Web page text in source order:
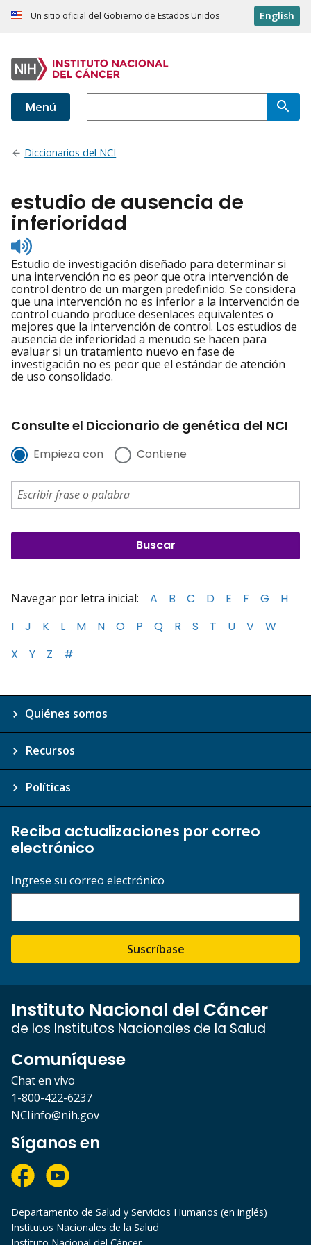
Un sitio oficial del Gobierno de Estados Unidos English
Menú
Diccionarios del NCI
estudio de ausencia de
inferioridad
Listen
to
pronunciation
Estudio de investigación diseñado para determinar si
una intervención no es peor que otra intervención de
control dentro de un margen predefinido. Se considera
que una intervención no es inferior a la intervención de
control cuando produce desenlaces equivalentes o
mejores que la intervención de control. Los estudios de
ausencia de inferioridad a menudo se hacen para
evaluar si un tratamiento nuevo en fase de
investigación no es peor que el estándar de atención
de uso consolidado.
Consulte el Diccionario de genética del NCI
Empieza con Contiene
Navegar por letra inicial: A B C D E F G
H
I
J K L M N O P Q R S T U V
W
X
Y Z #
Quiénes somos
Recursos
Políticas
Reciba actualizaciones por correo
electrónico
Ingrese su correo electrónico
Suscríbase
Instituto Nacional del Cáncer
de los Institutos Nacionales de la Salud
Comuníquese
Chat en vivo
1-800-422-6237
NCIinfo@nih.gov
Síganos en
Departamento de Salud y Servicios Humanos (en inglés)
Institutos Nacionales de la Salud